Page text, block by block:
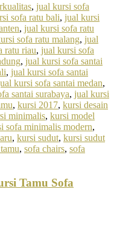
, jual kursi sofa
sofa ratu bali, jual kursi
, jual kursi sofa ratu
sofa ratu malang, jual
ratu riau, jual kursi sofa
, jual kursi sofa santai
, jual kursi sofa santai
kursi sofa santai medan,
santai surabaya, jual kursi
, kursi 2017, kursi desain
minimalis, kursi model
sofa minimalis modern,
, kursi sudut, kursi sudut
, sofa chairs, sofa
Tamu Sofa